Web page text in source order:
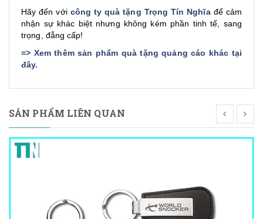
Hãy đến với công ty quà tặng Trọng Tín Nghĩađể cảm
nhận sự khác biệt nhưng không kém phần tinh tế, sang
trọng, đẳng cấp!
=> Xem thêm sản phẩm quà tặng quảng cáo khác tại
đây.
SẢN PHẨM LIÊN QUAN